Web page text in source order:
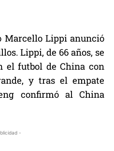
Marcello Lippi anunció
Lippi, de 66 años, se
el futbol de China con
y tras el empate
confirmó al China
-